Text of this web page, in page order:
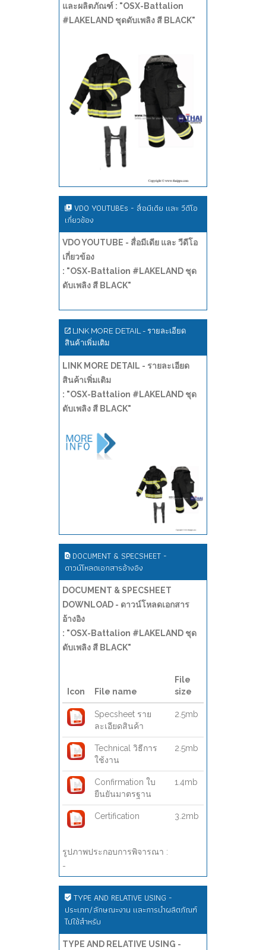
และผลิตภัณฑ์ : "OSX-Battalion
#LAKELAND ชุดดับเพลิง สี BLACK"
VDO YOUTUBEs - สื่อมีเดีย และ วีดีโอ
เกี่ยวข้อง
VDO YOUTUBE - สื่อมีเดีย และ วีดีโอ
เกี่ยวข้อง
: "OSX-Battalion #LAKELAND ชุด
ดับเพลิง สี BLACK"
LINK MORE DETAIL - รายละเอียด
สินค้าเพิ่มเติม
LINK MORE DETAIL - รายละเอียด
สินค้าเพิ่มเติม
: "OSX-Battalion #LAKELAND ชุด
ดับเพลิง สี BLACK"
DOCUMENT & SPECSHEET -
ดาวน์โหลดเอกสารอ้างอิง
DOCUMENT & SPECSHEET
DOWNLOAD - ดาวน์โหลดเอกสาร
อ้างอิง
: "OSX-Battalion #LAKELAND ชุด
ดับเพลิง สี BLACK"
Icon File name
File
size
Specsheet ราย
ละเอียดสินค้า
2.5mb
Technical วิธีการ
ใช้งาน
2.5mb
Confirmation ใบ
ยืนยันมาตรฐาน
1.4mb
Certification 3.2mb
รูปภาพประกอบการพิจารณา :
-
TYPE AND RELATIVE USING -
ประเภท/ลักษณะงาน และการนำผลิตภัณฑ์
ไปใช้สำหรับ
TYPE AND RELATIVE USING -